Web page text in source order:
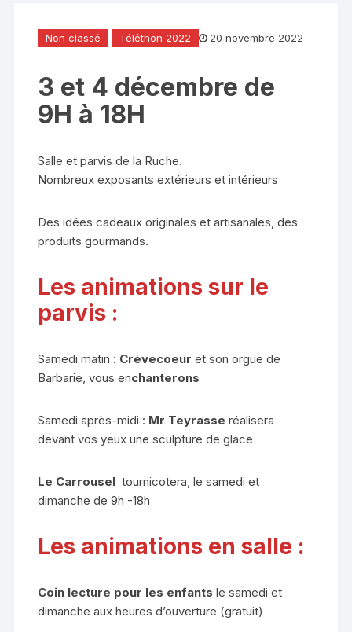
Non classé Téléthon 2022 20 novembre 2022
3 et 4 décembre de
9H à 18H
Salle et parvis de la Ruche.
Nombreux exposants extérieurs et intérieurs
Des idées cadeaux originales et artisanales, des
produits gourmands.
Les animations sur le
parvis :
Samedi matin : Crèvecoeuret son orgue de
Barbarie, vous enchanterons
Samedi après-midi : Mr Teyrasse réalisera
devant vos yeux une sculpture de glace
Le Carrousel tournicotera, le samedi et
dimanche de 9h -18h
Les animations en salle :
Coin lecture pour les enfants le samedi et
dimanche aux heures d’ouverture (gratuit)